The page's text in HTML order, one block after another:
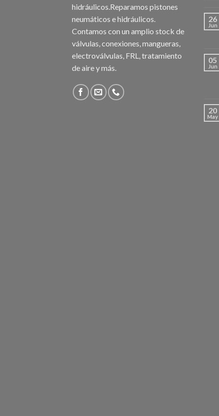
hidráulicos.Reparamos pistones
neumáticos e hidráulicos.
Contamos con un amplio stock de
válvulas, conexiones, mangueras,
electroválvulas, FRL, tratamiento
de aire y más.
26
Jun
05
Jun
20
May